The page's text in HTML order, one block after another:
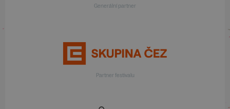
Generální partner
Partner festivalu